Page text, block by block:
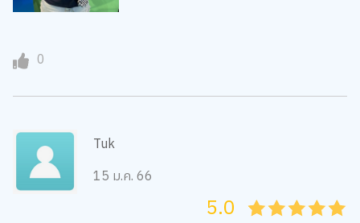
0
Tuk
15 ม.ค. 66
45
4
35
3
25
2
15
1
05
5.0